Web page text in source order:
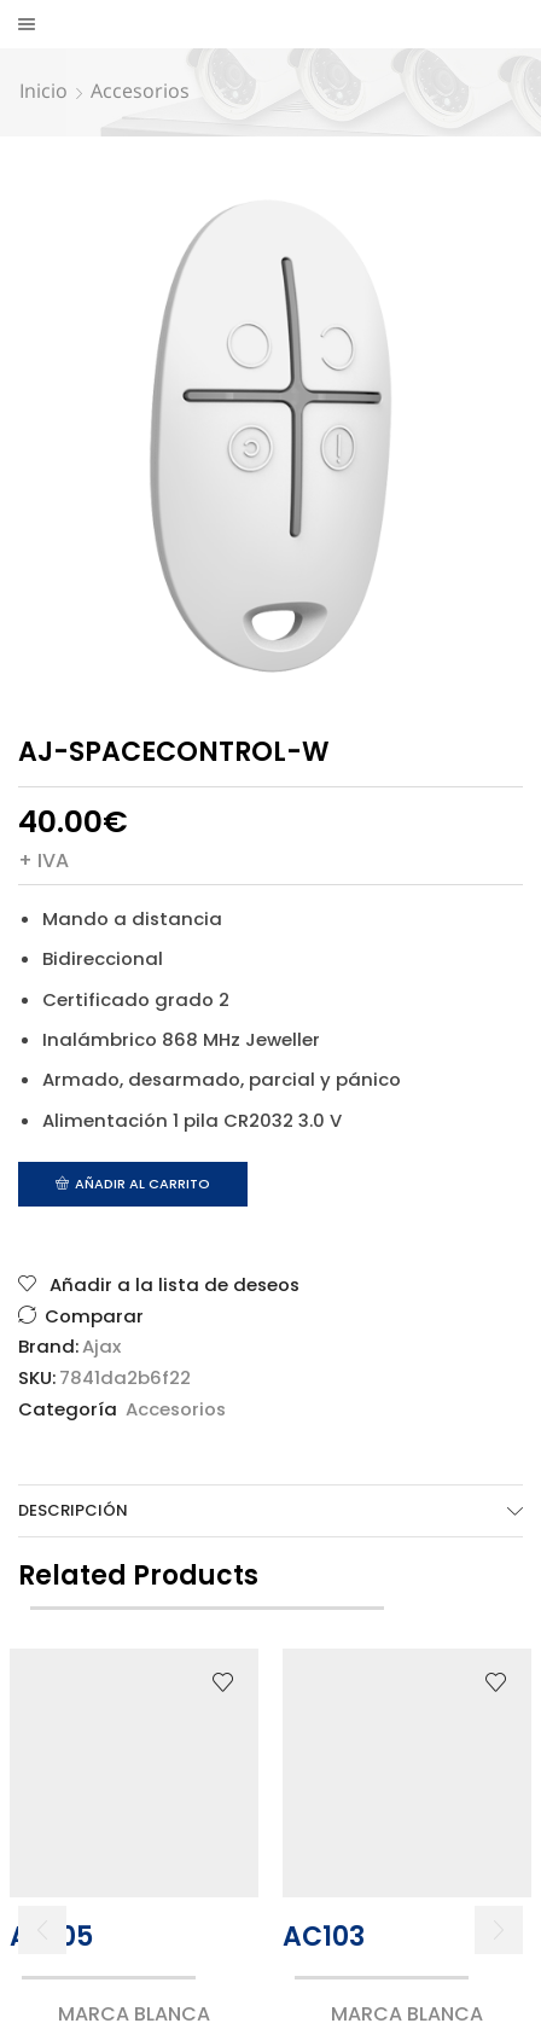
Inicio Accesorios
AJ-SPACECONTROL-W
40.00€
+ IVA
Mando a distancia
Bidireccional
Certificado grado 2
Inalámbrico 868 MHz Jeweller
Armado, desarmado, parcial y pánico
Alimentación 1 pila CR2032 3.0 V
AÑADIR AL CARRITO
Añadir a la lista de deseos
Comparar
Brand:Ajax
SKU:7841da2b6f22
Categoría Accesorios
DESCRIPCIÓN
Related Products
AC105
MARCA BLANCA
AC103
MARCA BLANCA